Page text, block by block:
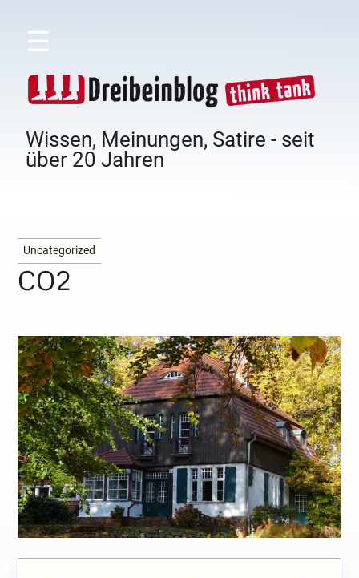
☰
Wissen, Meinungen, Satire - seit
über 20 Jahren
Uncategorized
CO2